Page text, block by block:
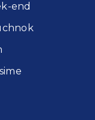
end​